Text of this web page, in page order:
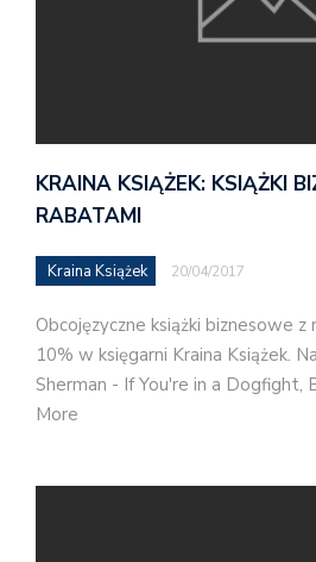
KRAINA KSIĄŻEK: KSIĄŻKI
RABATAMI
Kraina Książek 20/04/2017
Obcojęzyczne książki biznesowe
10% w księgarni Kraina Książek.
Sherman - If You're in a Dogfight,
More